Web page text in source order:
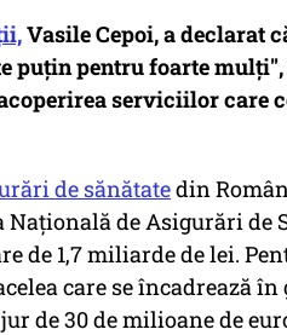
Vasile Cepoi, a declarat
puțin pentru foarte
serviciilor care
de sănătatedin
de Asigurări de
de 1,7 miliarde de lei.
care se încadrează
de 30 de milioane de